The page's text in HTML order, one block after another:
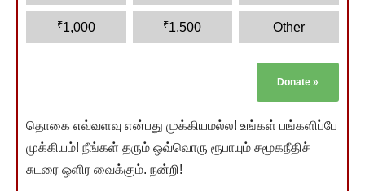
₹1,000 ₹1,500 Other
Donate »
தொகை எவ்வளவு என்பது முக்கியமல்ல! உங்கள் பங்களிப்பே
முக்கியம்! நீங்கள் தரும் ஒவ்வொரு ரூபாயும் சமூகநீதிச்
சுடரை ஒளிர வைக்கும். நன்றி!